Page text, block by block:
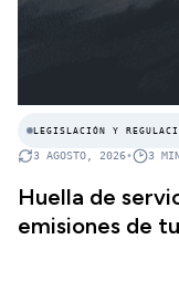
LEGISLACIÓN Y
3 AGOSTO, 2026• 3 MIN
Huella de
emisiones de